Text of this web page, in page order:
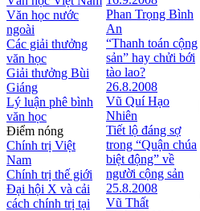
Văn học nước
ngoài
Các giải thưởng
văn học
Giải thưởng Bùi
Giáng
Lý luận phê bình
văn học
Điểm nóng
Chính trị Việt
Nam
Chính trị thế giới
Đại hội X và cải
cách chính trị tại
Phan Trọng Bình
An
“Thanh toán cộng
sản” hay chửi bới
tào lao?
26.8.2008
Vũ Quí Hạo
Nhiên
Tiết lộ đáng sợ
trong “Quận chúa
biệt động” về
người cộng sản
25.8.2008
Vũ Thất